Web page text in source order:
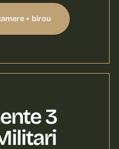
+ birou
3